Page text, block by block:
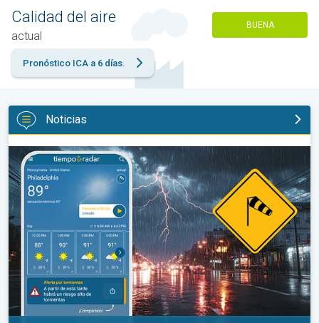
Calidad del aire
actual
BUENA
Pronóstico ICA a 6 días.
Noticias
La oleada de humedad provoca fuertes tormentas. Diluvio